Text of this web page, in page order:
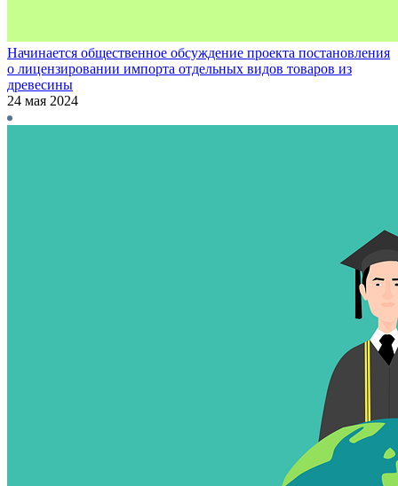
Начинается общественное обсуждение проекта постановления
о лицензировании импорта отдельных видов товаров из
древесины
24 мая 2024